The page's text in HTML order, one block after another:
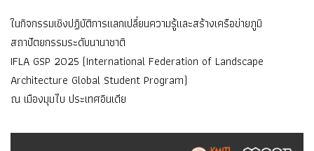
ในกิจกรรมเชิงปฏิบัติการแลกเปลี่ยนความรู้และสร้างเครือข่ายภูมิ
สถาปัตยกรรมระดับนานาชาติ
IFLA GSP 2025 (International Federation of Landscape
Architecture Global Student Program)
ณ เมืองมุมไบ ประเทศอินเดีย